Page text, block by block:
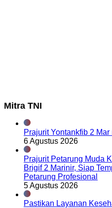
Mitra TNI
Prajurit Yontankfib 2
6 Agustus 2026
Prajurit Petarung Muda
Brigif 2 Marinir, Siap
Petarung Profesional
5 Agustus 2026
Pastikan Layanan